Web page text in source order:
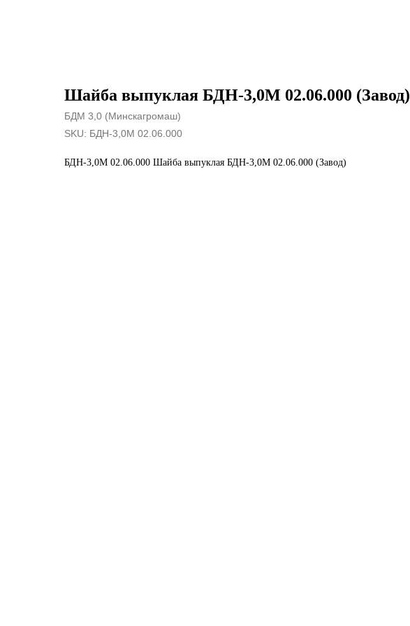
Шайба выпуклая БДН-3,0М 02.06.000 (Завод)
БДМ 3,0 (Минскагромаш)
SKU: БДН-3,0М 02.06.000
БДН-3,0М 02.06.000 Шайба выпуклая БДН-3,0М 02.06.000 (Завод)